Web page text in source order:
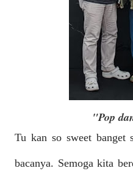
"Pop
Tu kan so sweet banget
bacanya. Semoga kita